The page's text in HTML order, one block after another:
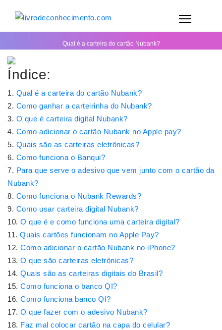
Qual é a carteira do cartão Nubank?
Índice:
Qual é a carteira do cartão Nubank?
Como ganhar a carteirinha do Nubank?
O que é carteira digital Nubank?
Como adicionar o cartão Nubank no Apple pay?
Quais são as carteiras eletrônicas?
Como funciona o Banqui?
Para que serve o adesivo que vem junto com o cartão da
Nubank?
Como funciona o Nubank Rewards?
Como usar carteira digital Nubank?
O que é e como funciona uma carteira digital?
Quais cartões funcionam no Apple Pay?
Como adicionar o cartão Nubank no iPhone?
O que são carteiras eletrônicas?
Quais são as carteiras digitais do Brasil?
Como funciona o banco QI?
Como funciona banco QI?
O que fazer com o adesivo Nubank?
Faz mal colocar cartão na capa do celular?